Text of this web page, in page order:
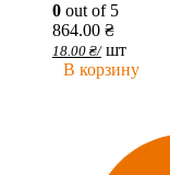
0 out of 5
864.00 ₴
18.00 ₴/ шт
В корзину